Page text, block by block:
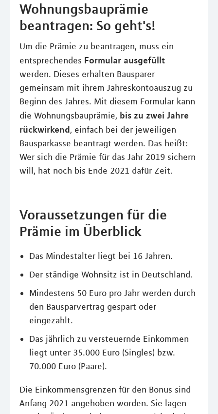
Wohnungsbauprämie
beantragen: So geht's!
Um die Prämie zu beantragen, muss ein
entsprechendes Formular ausgefüllt
werden. Dieses erhalten Bausparer
gemeinsam mit ihrem Jahreskontoauszug zu
Beginn des Jahres. Mit diesem Formular kann
die Wohnungsbauprämie, bis zu zwei Jahre
rückwirkend, einfach bei der jeweiligen
Bausparkasse beantragt werden. Das heißt:
Wer sich die Prämie für das Jahr 2019 sichern
will, hat noch bis Ende 2021 dafür Zeit.
Voraussetzungen für die
Prämie im Überblick
Das Mindestalter liegt bei 16 Jahren.
Der ständige Wohnsitz ist in Deutschland.
Mindestens 50 Euro pro Jahr werden durch
den Bausparvertrag gespart oder
eingezahlt.
Das jährlich zu versteuernde Einkommen
liegt unter 35.000 Euro (Singles) bzw.
70.000 Euro (Paare).
Die Einkommensgrenzen für den Bonus sind
Anfang 2021 angehoben worden. Sie lagen